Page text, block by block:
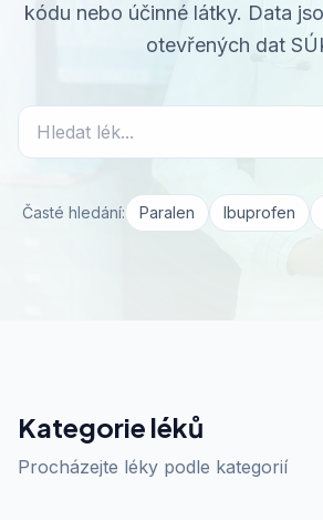
kódu nebo účinné látky. Data
otevřených dat
Časté hledání: Paralen Ibuprofen
Kategorie léků
Procházejte léky podle kategorií